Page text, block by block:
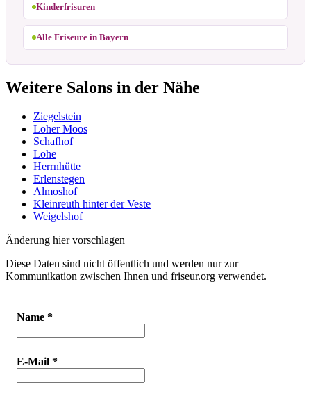
Kinderfrisuren
Alle Friseure in Bayern
Weitere Salons in der Nähe
Ziegelstein
Loher Moos
Schafhof
Lohe
Herrnhütte
Erlenstegen
Almoshof
Kleinreuth hinter der Veste
Weigelshof
Änderung hier vorschlagen
Diese Daten sind nicht öffentlich und werden nur zur
Kommunikation zwischen Ihnen und friseur.org verwendet.
Name *
E-Mail *